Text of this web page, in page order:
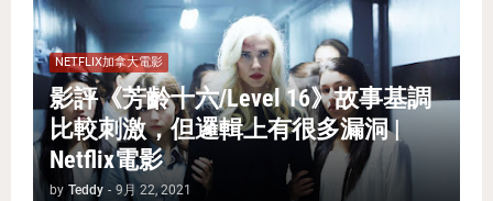
NETFLIX加拿大電影
影評《芳齡十六/Level 16》故事基調
比較刺激，但邏輯上有很多漏洞 |
Netflix電影
by Teddy - 9月 22, 2021